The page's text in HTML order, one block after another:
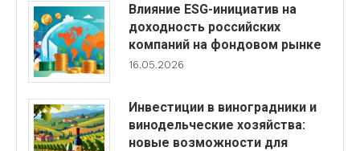
Влияние ESG-инициатив на
доходность российских
компаний на фондовом рынке
16.05.2026
Инвестиции в виноградники и
винодельческие хозяйства:
новые возможности для